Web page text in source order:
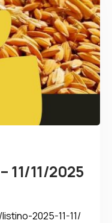
11/11/2025
2025-11-11/